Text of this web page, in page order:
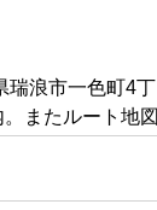
浪市一色町4
またルート地